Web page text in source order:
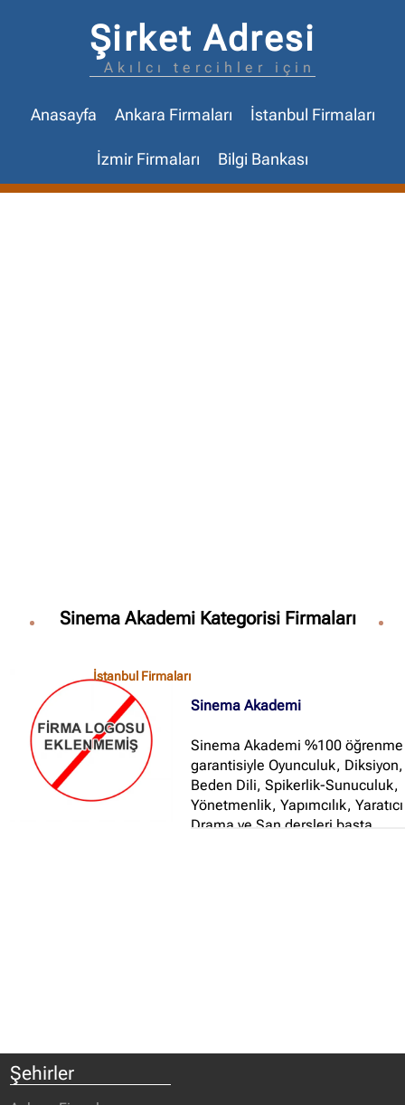
Şirket Adresi
Akılcı tercihler için
Anasayfa Ankara Firmaları İstanbul Firmaları
İzmir Firmaları Bilgi Bankası
Sinema Akademi Kategorisi Firmaları
İstanbul Firmaları
Sinema Akademi
Sinema Akademi %100 öğrenme
garantisiyle Oyunculuk, Diksiyon,
Beden Dili, Spikerlik-Sunuculuk,
Yönetmenlik, Yapımcılık, Yaratıcı
Drama ve Şan dersleri başta
Şehirler
İstanbul Firmaları(388)